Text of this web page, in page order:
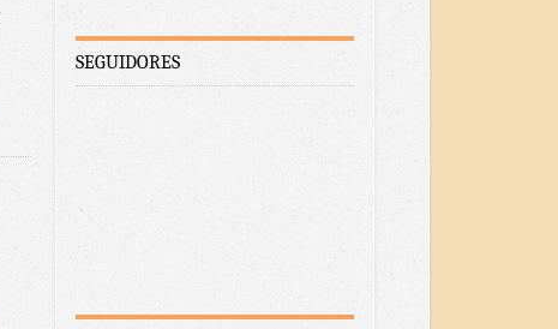
SEGUIDORES